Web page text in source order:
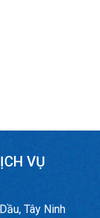
VỤ
Tây Ninh